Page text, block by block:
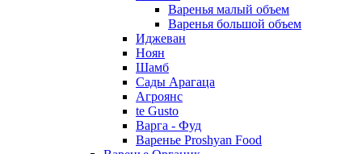
Варенья малый объем
Варенья большой объем
Иджеван
Ноян
Шамб
Сады Арагаца
Агроянс
te Gusto
Варга - Фуд
Варенье Proshyan Food